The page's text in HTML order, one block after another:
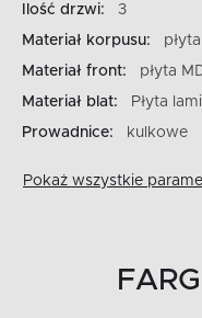
Ilość drzwi:
3
Materiał korpusu:
Materiał front:
płyta
Materiał blat:
Płyta
Prowadnice:
kulkowe
Pokaż wszystkie